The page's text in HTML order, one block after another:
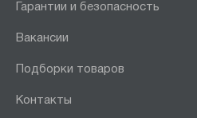
Гарантии и безопасность
Вакансии
Подборки товаров
Контакты